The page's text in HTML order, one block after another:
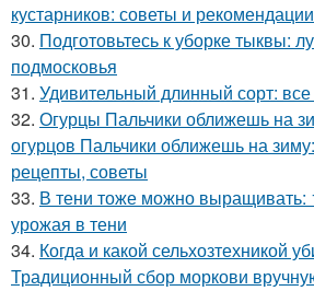
кустарников: советы и рекомендации
30. Подготовьтесь к уборке тыквы:
подмосковья
31. Удивительный длинный сорт:
32. Огурцы Пальчики оближешь на
огурцов Пальчики оближешь на
рецепты, советы
33. В тени тоже можно выращивать:
урожая в тени
34. Когда и какой сельхозтехникой
Традиционный сбор моркови